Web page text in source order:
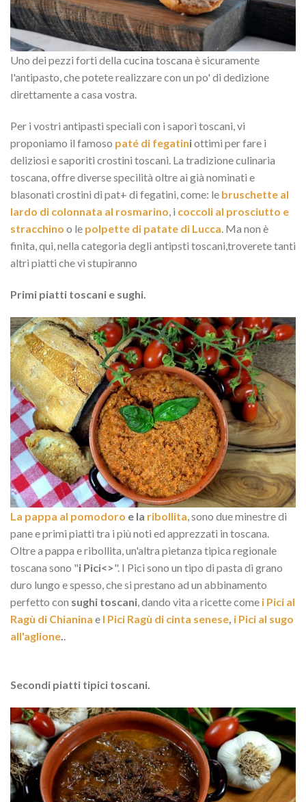
Uno dei pezzi forti della cucina toscana è sicuramente
l'antipasto, che potete realizzare con un po' di dedizione
direttamente a casa vostra.
Per i vostri antipasti speciali con i sapori toscani, vi
proponiamo il famoso paté di fegatiniottimi per fare i
deliziosi e saporiti crostini toscani. La tradizione culinaria
toscana, offre diverse specilità oltre ai già nominati e
blasonati crostini di pat+ di fegatini, come: le bruschette al
lardo di colonnata al rosmarino, i coccoli al prosciutto e
stracchino o le polpette di patate di Lucca. Ma non è
finita, qui, nella categoria degli antipsti toscani,troverete tanti
altri piatti che vi stupiranno
Primi piatti toscani e sughi.
La pappa al pomodoro e la ribollita, sono due minestre di
pane e primi piatti tra i più noti ed apprezzati in toscana.
Oltre a pappa e ribollita, un'altra pietanza tipica regionale
toscana sono "i Pici<>". I Pici sono un tipo di pasta di grano
duro lungo e spesso, che si prestano ad un abbinamento
perfetto con sughi toscani, dando vita a ricette come i Pici al
Ragù di Chianina e I Pici Ragù di cinta senese, i Pici al sugo
all'aglione..
Secondi piatti tipici toscani.